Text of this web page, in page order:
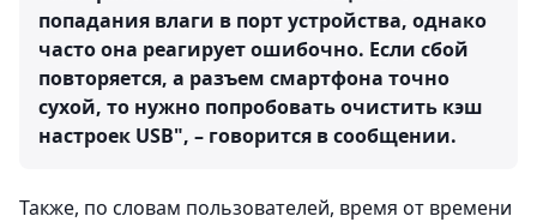
попадания влаги в порт устройства, однако
часто она реагирует ошибочно. Если сбой
повторяется, а разъем смартфона точно
сухой, то нужно попробовать очистить кэш
настроек USB", – говорится в сообщении.
Также, по словам пользователей, время от времени